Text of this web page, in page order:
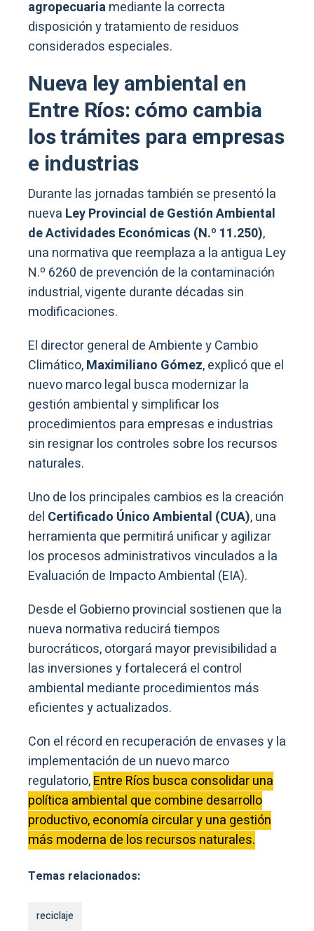
agropecuariamediante la correcta
disposición y tratamiento de residuos
considerados especiales.
Nueva ley ambiental en
Entre Ríos: cómo cambia
los trámites para empresas
e industrias
Durante las jornadas también se presentó la
nueva Ley Provincial de Gestión Ambiental
de Actividades Económicas (N.º 11.250),
una normativa que reemplaza a la antigua Ley
N.º 6260 de prevención de la contaminación
industrial, vigente durante décadas sin
modificaciones.
El director general de Ambiente y Cambio
Climático,Maximiliano Gómez, explicó que el
nuevo marco legal busca modernizar la
gestión ambiental y simplificar los
procedimientos para empresas e industrias
sin resignar los controles sobre los recursos
naturales.
Uno de los principales cambios es la creación
del Certificado Único Ambiental (CUA), una
herramienta que permitirá unificar y agilizar
los procesos administrativos vinculados a la
Evaluación de Impacto Ambiental (EIA).
Desde el Gobierno provincial sostienen que la
nueva normativa reducirá tiempos
burocráticos, otorgará mayor previsibilidad a
las inversiones y fortalecerá el control
ambiental mediante procedimientos más
eficientes y actualizados.
Con el récord en recuperación de envases y la
implementación de un nuevo marco
regulatorio,Entre Ríos busca consolidar una
política ambiental que combine desarrollo
productivo, economía circular y una gestión
más moderna de los recursos naturales.
Temas relacionados:
reciclaje